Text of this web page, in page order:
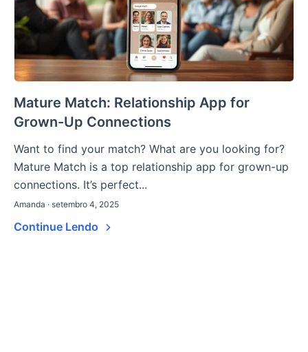
Mature Match: Relationship App for
Grown-Up Connections
Want to find your match? What are you looking for?
Mature Match is a top relationship app for grown-up
connections. It’s perfect...
Amanda · setembro 4, 2025
Continue Lendo